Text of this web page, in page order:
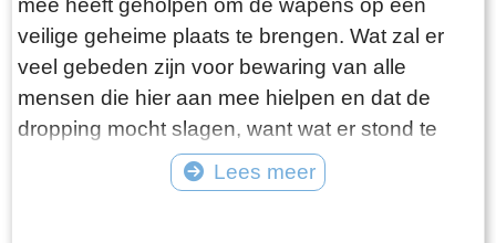
verloven ingetrokken. Bij ons, grensbewakers,
waren direct de noodige voorzorgsmaatregelen
getroffen.Onze brug, die ongeveer 300 meter
van de Duitsche grens was gelegen, werd weer
van ladingen trotyl voorzien en geheel klaar
gemaakt om hem te laten springen als dit nodig
mee heeft geholpen om de wapens op een
veilige geheime plaats te brengen. Wat zal er
veel gebeden zijn voor bewaring van alle
mensen die hier aan mee hielpen en dat de
dropping mocht slagen, want wat er stond te
gebeuren was niet niks.Midden in de nacht bij
nieuwe maan werden de wapens met een
Lees meer